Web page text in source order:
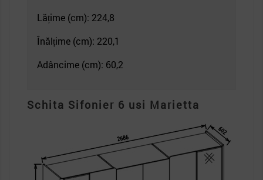
Lățime (cm): 224,8
Înălțime (cm): 220,1
Adâncime (cm): 60,2
Schita Sifonier 6 usi Marietta